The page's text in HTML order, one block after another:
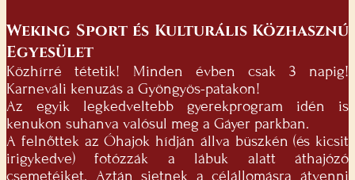
Weking Sport és Kulturális Közhasznú
Egyesület
Közhírré tétetik! Minden évben csak 3 napig!
Karneváli kenuzás a Gyöngyös-patakon!
Az egyik legkedveltebb gyerekprogram idén is
kenukon suhanva valósul meg a Gáyer parkban.
A felnőttek az Óhajok hídján állva büszkén (és kicsit
irigykedve) fotózzák a lábuk alatt áthajózó
csemetéiket. Aztán sietnek a célállomásra átvenni